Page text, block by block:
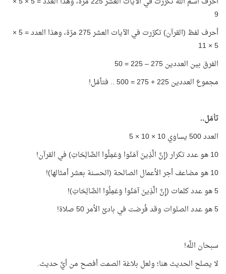
9
أحرف لفظ (القرآن) تكرّرت في الآيات العشر 275 مرّة، وهذا العدد = 5 ×
5 × 11
الفرق بين العددين 275 – 225 = 50
مجموع العددين 225 + 275 = 500 .. فتأمّل!
تأمّل..
العدد 500 يساوي 10 × 10 × 5
10 هو عدد تكرار (إِنَّ الَّذِينَ آمَنُوا وَعَمِلُوا الصَّالِحَاتِ) في القرآن!
10 هو مضاعف أجر الأعمال الصالحة (الحسنة بعشر أمثالها)!
5 هو عدد كلمات (إِنَّ الَّذِينَ آمَنُوا وَعَمِلُوا الصَّالِحَاتِ)!
5 هو عدد الصلوات وقد فُرضت في بادئ الأمر 50 صلاة!
سبحان اللَّه!
لا يصلح الحديث هنا؛ ولعل بلاغة الصمت أفصح من أيِّ حديث.